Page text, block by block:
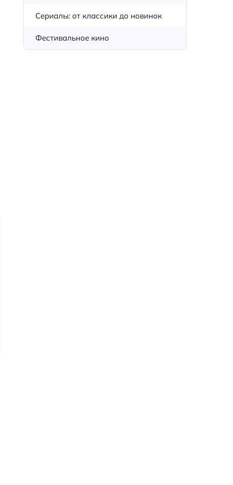
Сериалы: от классики до новинок
Фестивальное кино